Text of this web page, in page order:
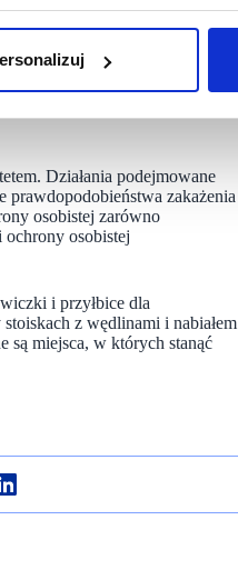
i Rybniku, teraz dołącza
Dostępny jest duży
odróżniają się
i pachnącą kawę – podkreśla
Działania podejmowane
prawdopodobieństwa zakażenia
osobistej zarówno
osobistej
i przyłbice dla
z wędlinami i nabiałem
są miejsca, w których stanąć